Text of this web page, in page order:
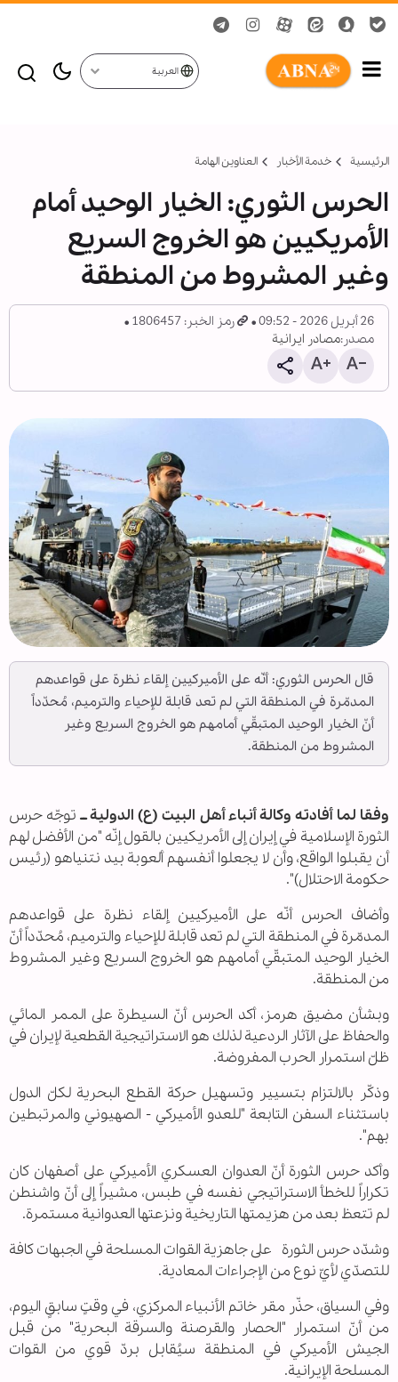
العربية
الرئيسية خدمة الأخبار العناوين الهامة
الحرس الثوري: الخيار الوحيد أمام
الأمريكيين هو الخروج السريع
وغير المشروط من المنطقة
26 أبريل 2026 - 09:52
رمز الخبر: 1806457
مصدر:مصادر ايرانية
قال الحرس الثوري: أنّه على الأميركيين إلقاء نظرة على قواعدهم
المدمّرة في المنطقة التي لم تعد قابلة للإحياء والترميم، مُحدّداً
أنّ الخيار الوحيد المتبقّي أمامهم هو الخروج السريع وغير
المشروط من المنطقة.
وفقا لما أفادته وكالة أنباء أهل البيت (ع) الدولية ــتوجّه حرس
الثورة الإسلامية في إيران إلى الأمريكيين بالقول إنّه "من الأفضل لهم
أن يقبلوا الواقع، وأن لا يجعلوا أنفسهم ألعوبة بيد نتنياهو (رئيس
حكومة الاحتلال)".
وأضاف الحرس أنّه على الأميركيين إلقاء نظرة على قواعدهم
المدمّرة في المنطقة التي لم تعد قابلة للإحياء والترميم، مُحدّداً أنّ
الخيار الوحيد المتبقّي أمامهم هو الخروج السريع وغير المشروط
من المنطقة.
وبشأن مضيق هرمز، أكد الحرس أنّ السيطرة على الممر المائي
والحفاظ على الآثار الردعية لذلك هو الاستراتيجية القطعية لإيران في
ظلّ استمرار الحرب المفروضة.
وذكّر بالالتزام بتسيير وتسهيل حركة القطع البحرية لكلّ الدول
باستثناء السفن التابعة "للعدو الأميركي - الصهيوني والمرتبطين
بهم".
وأكد حرس الثورة أنّ العدوان العسكري الأميركي على أصفهان كان
تكراراً للخطأ الاستراتيجي نفسه في طبس، مشيراً إلى أنّ واشنطن
لم تتعظ بعد من هزيمتها التاريخية ونزعتها العدوانية مستمرة.
وشدّد حرس الثورة على جاهزية القوات المسلحة في الجبهات كافة
للتصدّي لأيّ نوع من الإجراءات المعادية.
وفي السياق، حذّر مقر خاتم الأنبياء المركزي، في وقتٍ سابقٍ اليوم،
من أنّ استمرار "الحصار والقرصنة والسرقة البحرية" من قبل
الجيش الأميركي في المنطقة سيُقابل بردّ قوي من القوات
المسلحة الإيرانية.